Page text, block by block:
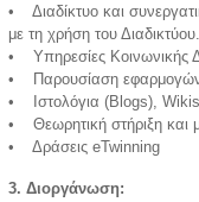
• Διαδίκτυο και
με τη χρήση του Διαδικτύου.
• Υπηρεσίες Κοινωνικής
• Παρουσίαση εφαρμογών
• Ιστολόγια (Blogs),
• Θεωρητική στήριξη και
• Δράσεις eTwinning
3. Διοργάνωση: